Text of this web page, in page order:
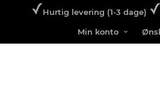
Hurtig levering (1-3 dage)
Min konto